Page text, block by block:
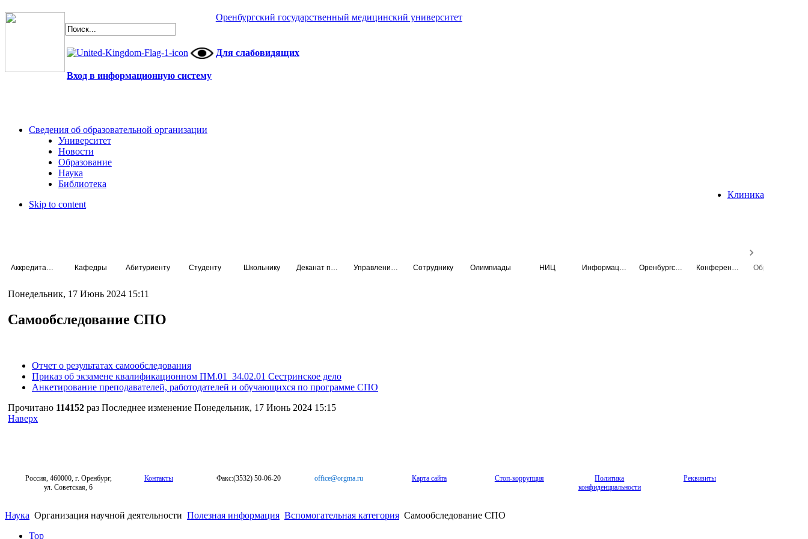
Оренбургский государственный медицинский университет
Для слабовидящих
Вход в информационную систему
Сведения об образовательной организации
Университет
Новости
Образование
Наука
Библиотека
Клиника
Skip to content
Кафедры Абитуриенту Студенту Школьнику Сотруднику Олимпиады НИЦ
Понедельник, 17 Июнь 2024 15:11
Самообследование СПО
Отчет о результатах самообследования
Приказ об экзамене квалификационном ПМ.01_34.02.01 Сестринское дело
Анкетирование преподавателей, работодателей и обучающихся по программе СПО
Прочитано 114152 раз Последнее изменение Понедельник, 17 Июнь 2024 15:15
Наверх
Россия, 460000, г. Оренбург,
ул. Советская, 6
Контакты Факс:(3532) 50-06-20 office@orgma.ru Карта сайта Стоп-коррупция
Политика
конфиденциальности
Реквизиты
Наука Организация научной деятельности Полезная информация Вспомогательная категория Самообследование СПО
Top